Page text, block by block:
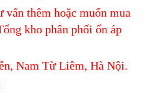
vấn thêm hoặc muốn mua
kho phân phối ổn áp
Nam Từ Liêm, Hà Nội.